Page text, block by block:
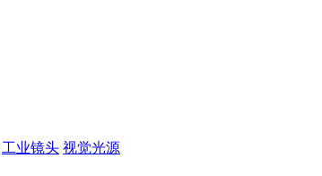
工业镜头 视觉光源